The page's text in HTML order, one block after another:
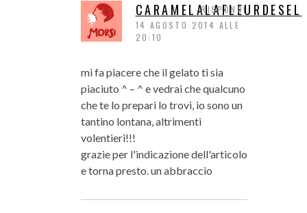
CARAMELALAFLEURDESEL
14 AGOSTO 2014 ALLE
20:10
mi fa piacere che il gelato ti sia
piaciuto ^ – ^ e vedrai che qualcuno
che te lo prepari lo trovi, io sono un
tantino lontana, altrimenti
volentieri!!!
grazie per l'indicazione dell'articolo
e torna presto. un abbraccio
RISPONDI